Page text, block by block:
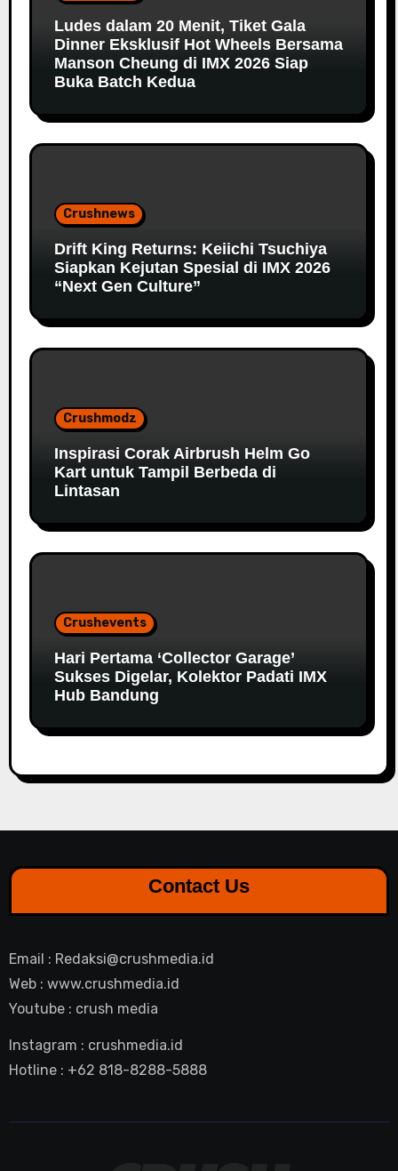
Ludes dalam 20 Menit, Tiket Gala
Dinner Eksklusif Hot Wheels Bersama
Manson Cheung di IMX 2026 Siap
Buka Batch Kedua
Crushnews
Drift King Returns: Keiichi Tsuchiya
Siapkan Kejutan Spesial di IMX 2026
“Next Gen Culture”
Crushmodz
Inspirasi Corak Airbrush Helm Go
Kart untuk Tampil Berbeda di
Lintasan
Crushevents
Hari Pertama ‘Collector Garage’
Sukses Digelar, Kolektor Padati IMX
Hub Bandung
Contact Us
Email : Redaksi@crushmedia.id
Web : www.crushmedia.id
Youtube : crush media
Instagram : crushmedia.id
Hotline : +62 818-8288-5888